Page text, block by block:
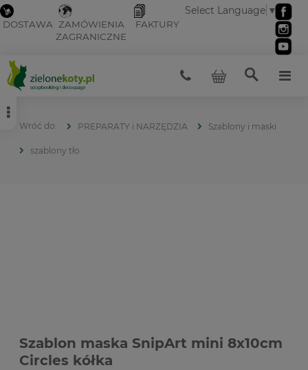
DOSTAWA ZAMÓWIENIA
ZAGRANICZNE
FAKTURY
Select Language ▼
PREPARATY i NARZĘDZIA Szablony i maski
szablony tło
Szablon maska SnipArt mini 8x10cm
Circles kółka